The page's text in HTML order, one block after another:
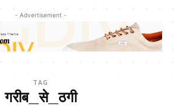
- Advertisement -
TAG
गरीब_से_ठगी